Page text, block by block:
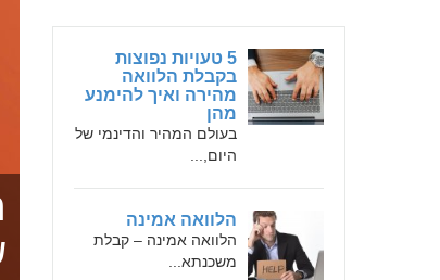
5 טעויות נפוצות
בקבלת הלוואה
מהירה ואיך להימנע
מהן
בעולם המהיר והדינמי של
היום,...
הלוואה אמינה
הלוואה אמינה – קבלת
משכנתא...